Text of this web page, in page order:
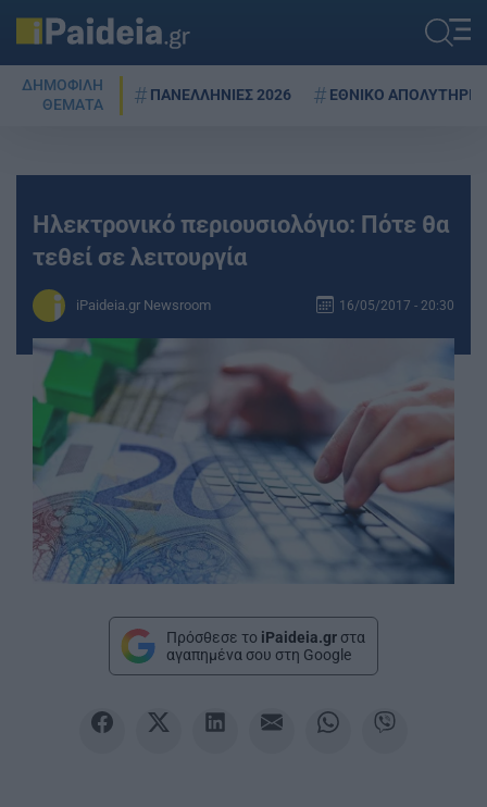
ΔΗΜΟΦΙΛΗ
ΘΕΜΑΤΑ
ΠΑΝΕΛΛΗΝΙΕΣ 2026 ΕΘΝΙΚΟ ΑΠΟΛΥΤΗΡΙΟ
Ηλεκτρονικό περιουσιολόγιο: Πότε θα
τεθεί σε λειτουργία
iPaideia.gr Newsroom 16/05/2017 - 20:30
Πρόσθεσε το iPaideia.gr στα
αγαπημένα σου στη Google